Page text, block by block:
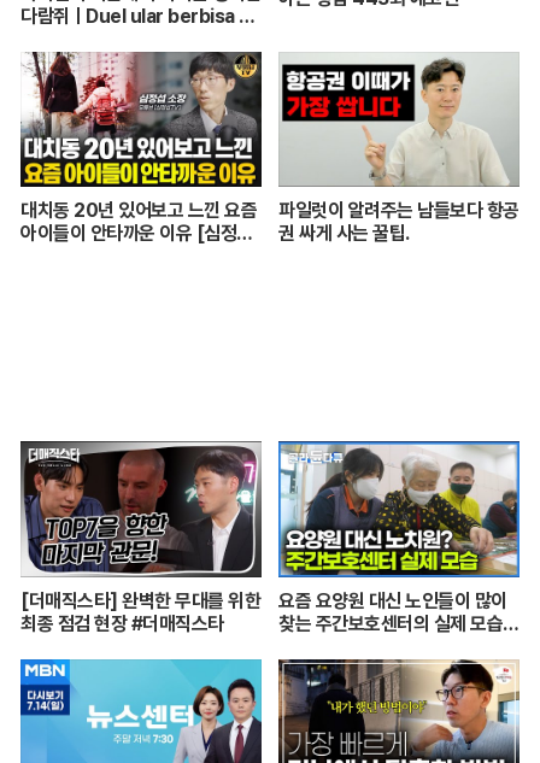
다람쥐ㅣDuel ular berbisa da
운 동물싸움
대치동 20년 있어보고 느낀 요즘
아이들이 안타까운 이유 [심정섭
파일럿이 알려주는 남들보다 항공
권 싸게 사는 꿀팁.
[더매직스타] 완벽한 무대를 위한
최종 점검 현장 #더매직스타
요즘 요양원 대신 노인들이 많이
찾는 주간보호센터의 실제 모습
양보호사의 하루┃주간보호센터
24시┃PD로그┃#골라듄다큐